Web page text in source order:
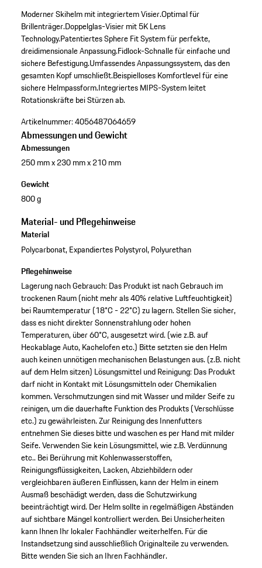
Moderner Skihelm mit integriertem Visier.Optimal für
Brillenträger.Doppelglas-Visier mit 5K Lens
Technology.Patentiertes Sphere Fit System für perfekte,
dreidimensionale Anpassung.Fidlock-Schnalle für einfache und
sichere Befestigung.Umfassendes Anpassungssystem, das den
gesamten Kopf umschließt.Beispielloses Komfortlevel für eine
sichere Helmpassform.Integriertes MIPS-System leitet
Rotationskräfte bei Stürzen ab.
Artikelnummer:4056487064659
Abmessungen und Gewicht
Abmessungen
250 mm x 230 mm x 210 mm
Gewicht
800 g
Material- und Pflegehinweise
Material
Polycarbonat, Expandiertes Polystyrol, Polyurethan
Pflegehinweise
Lagerung nach Gebrauch: Das Produkt ist nach Gebrauch im
trockenen Raum (nicht mehr als 40% relative Luftfeuchtigkeit)
bei Raumtemperatur (18°C - 22°C) zu lagern. Stellen Sie sicher,
dass es nicht direkter Sonnenstrahlung oder hohen
Temperaturen, über 60°C, ausgesetzt wird. (wie z.B. auf
Heckablage Auto, Kachelofen etc.) Bitte setzten sie den Helm
auch keinen unnötigen mechanischen Belastungen aus. (z.B. nicht
auf dem Helm sitzen) Lösungsmittel und Reinigung: Das Produkt
darf nicht in Kontakt mit Lösungsmitteln oder Chemikalien
kommen. Verschmutzungen sind mit Wasser und milder Seife zu
reinigen, um die dauerhafte Funktion des Produkts (Verschlüsse
etc.) zu gewährleisten. Zur Reinigung des Innenfutters
entnehmen Sie dieses bitte und waschen es per Hand mit milder
Seife. Verwenden Sie kein Lösungsmittel, wie z.B. Verdünnung
etc.. Bei Berührung mit Kohlenwasserstoffen,
Reinigungsflüssigkeiten, Lacken, Abziehbildern oder
vergleichbaren äußeren Einflüssen, kann der Helm in einem
Ausmaß beschädigt werden, dass die Schutzwirkung
beeinträchtigt wird. Der Helm sollte in regelmäßigen Abständen
auf sichtbare Mängel kontrolliert werden. Bei Unsicherheiten
kann Ihnen Ihr lokaler Fachhändler weiterhelfen. Für die
Instandsetzung sind ausschließlich Originalteile zu verwenden.
Bitte wenden Sie sich an Ihren Fachhändler.